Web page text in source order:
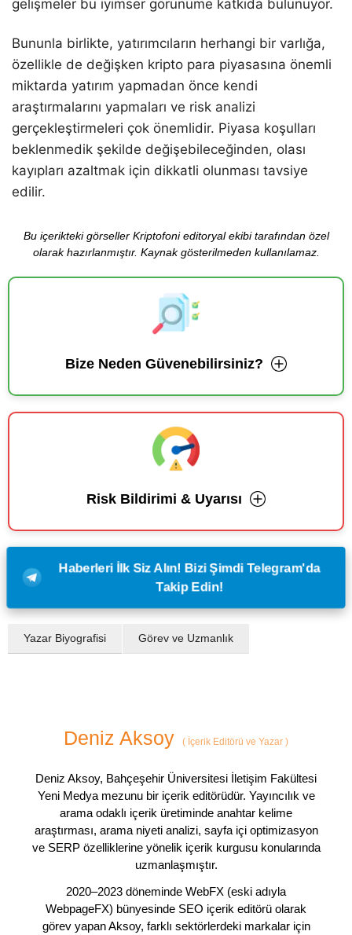
gelişmeler bu iyimser görünüme katkıda bulunuyor.
Bununla birlikte, yatırımcıların herhangi bir varlığa,
özellikle de değişken kripto para piyasasına önemli
miktarda yatırım yapmadan önce kendi
araştırmalarını yapmaları ve risk analizi
gerçekleştirmeleri çok önemlidir. Piyasa koşulları
beklenmedik şekilde değişebileceğinden, olası
kayıpları azaltmak için dikkatli olunması tavsiye
edilir.
Bu içerikteki görseller Kriptofoni editoryal ekibi tarafından özel
olarak hazırlanmıştır. Kaynak gösterilmeden kullanılamaz.
Bize Neden Güvenebilirsiniz?
Risk Bildirimi & Uyarısı
Haberleri İlk Siz Alın! Bizi Şimdi Telegram'da
Takip Edin!
Yazar Biyografisi Görev ve Uzmanlık
Deniz Aksoy ( İçerik Editörü ve Yazar )
Deniz Aksoy, Bahçeşehir Üniversitesi İletişim Fakültesi
Yeni Medya mezunu bir içerik editörüdür. Yayıncılık ve
arama odaklı içerik üretiminde anahtar kelime
araştırması, arama niyeti analizi, sayfa içi optimizasyon
ve SERP özelliklerine yönelik içerik kurgusu konularında
uzmanlaşmıştır.
2020–2023 döneminde WebFX (eski adıyla
WebpageFX) bünyesinde SEO içerik editörü olarak
görev yapan Aksoy, farklı sektörlerdeki markalar için